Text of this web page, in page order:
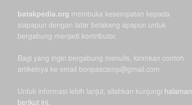
batakpedia.org membuka kesempatan kepada
siapapun dengan latar belakang apapun untuk
bergabung menjadi kontributor.
Bagi yang ingin bergabung menulis, kirimkan contoh
artikelnya ke email bonpascamp@gmail.com
Untuk informasi lebih lanjut, silahkan kunjungi halaman
berikut ini.